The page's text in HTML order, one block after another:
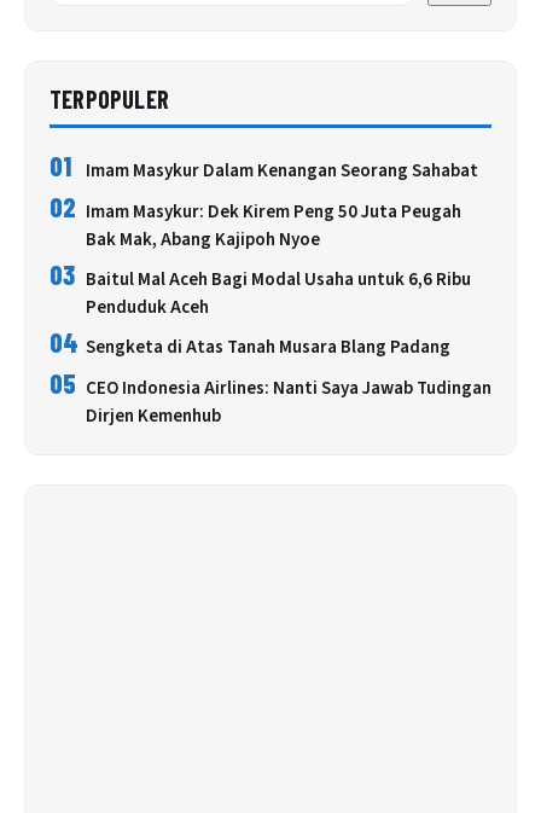
TERPOPULER
01 Imam Masykur Dalam Kenangan Seorang Sahabat
02 Imam Masykur: Dek Kirem Peng 50 Juta Peugah
Bak Mak, Abang Kajipoh Nyoe
03 Baitul Mal Aceh Bagi Modal Usaha untuk 6,6 Ribu
Penduduk Aceh
04 Sengketa di Atas Tanah Musara Blang Padang
05 CEO Indonesia Airlines: Nanti Saya Jawab Tudingan
Dirjen Kemenhub